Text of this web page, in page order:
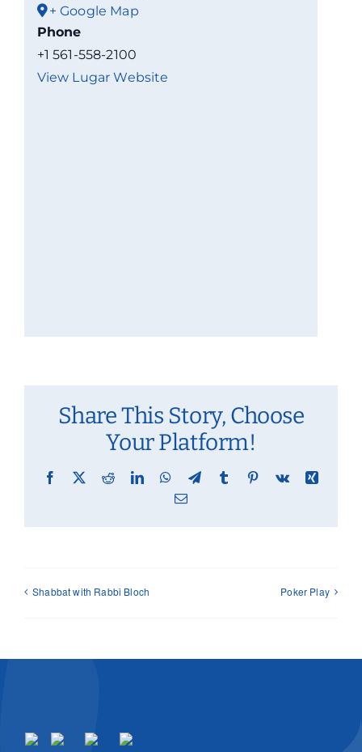
+ Google Map
Phone
+1 561-558-2100
View Lugar Website
Share This Story, Choose
Your Platform!
Facebook
X RedditLinkedInWhatsApp
TelegramTumblr Pinterest
Vk
Xing
Email
Shabbat with Rabbi Bloch Poker Play